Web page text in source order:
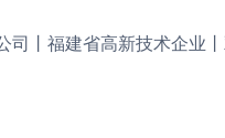
司丨福建省高新技术企业